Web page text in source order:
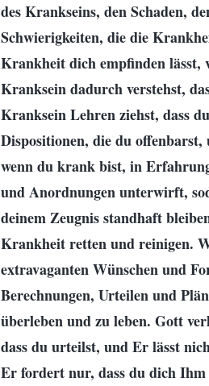
des Krankseins, den Schaden,
Schwierigkeiten, die die
Krankheit dich empfinden lässt,
Kranksein dadurch verstehst,
Kranksein Lehren ziehst, dass
Dispositionen, die du
wenn du krank bist, in
und Anordnungen unterwirft,
deinem Zeugnis standhaft
Krankheit retten und reinigen.
extravaganten Wünschen und
Berechnungen, Urteilen und
überleben und zu leben. Gott
dass du urteilst, und Er lässt
Er fordert nur, dass du dich